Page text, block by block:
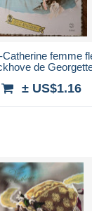
femme
de
± US$1.16